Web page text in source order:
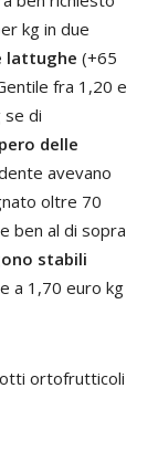
kg in due
lattughe (+65
fra 1,20 e
se di
delle
avevano
oltre 70
ben al di sopra
stabili
a 1,70 euro kg
ortofrutticoli